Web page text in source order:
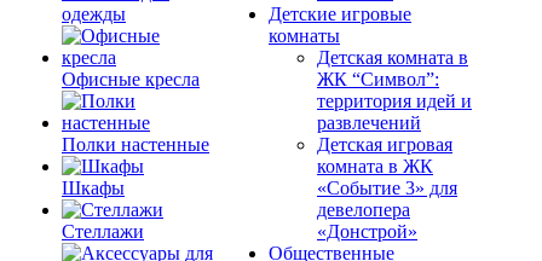
одежды
Офисные кресла
Полки настенные
Шкафы
Стеллажи
Детские игровые
комнаты
Детская комната в
ЖК “Символ”:
территория идей и
развлечений
Детская игровая
комната в ЖК
«Событие 3» для
девелопера
«Донстрой»
Общественные